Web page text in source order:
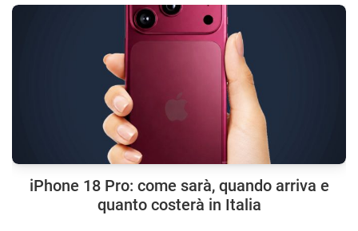
iPhone 18 Pro: come sarà, quando arriva e
quanto costerà in Italia